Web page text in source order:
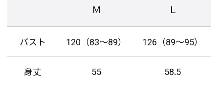
Ｍ Ｌ
バスト 120（83～89） 126（89～95）
身丈 55 58.5